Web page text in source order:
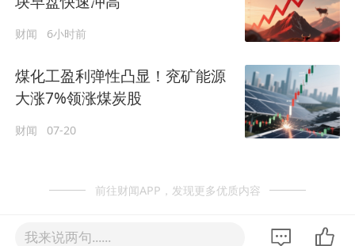
财闻 6小时前
煤化工盈利弹性凸显！兖矿能源
大涨7%领涨煤炭股
财闻 07-20
前往财闻APP，发现更多优质内容
我来说两句......